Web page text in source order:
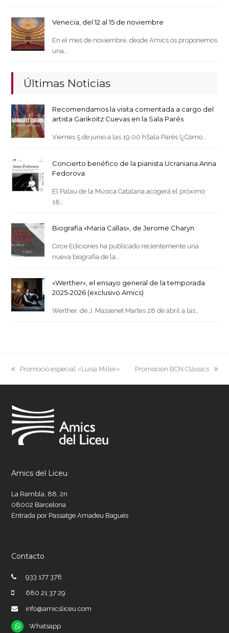
Venecia, del 12 al 15 de noviembre
En el mes de noviembre, desde Amics os proponemos
una…
Últimas Noticias
Recomendamos la visita comentada a cargo del
artista Garikoitz Cuevas en la Sala Parés
Viernes 5 de junio a las 19:00 hSala Parés (¿Cómo…
Concierto benéfico de la pianista Ucraniana Anna
Fedorova
El Palau de la Música Catalana acogerá el próximo
18…
Biografia «Maria Callas», de Jerome Charyn
Circe Ediciones ha publicado recientemente una
nueva biografía de la…
«Werther», el ensayo general de la temporada
2025-2026 (exclusivo Amics)
Werther, de J. Massenet Martes 28 de abril a las…
previous
Promoció especial «Luisa Miller»
next
Promoción BCN Clàssics
Amics del Liceu
La Rambla, 88, 2n
08002 Barcelona
Entrada por Passatge Amadeu Bagués
Contacto
933 177 378
680 21 37 29
info@amicsliceu.com
Whatsapp
Whatsapp